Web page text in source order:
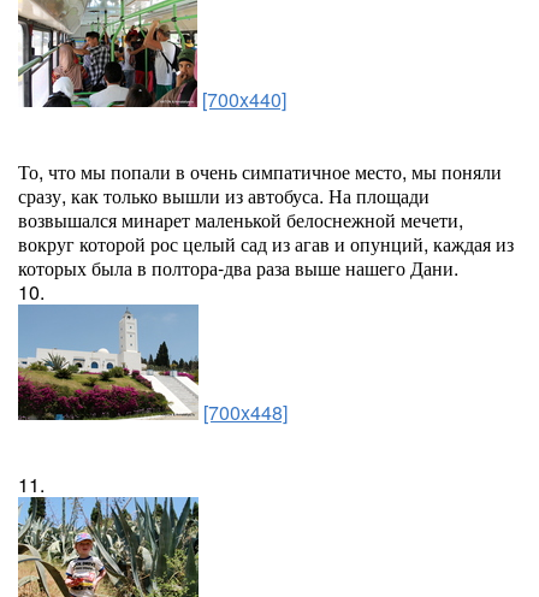
[700x440]
То, что мы попали в очень симпатичное место, мы поняли
сразу, как только вышли из автобуса. На площади
возвышался минарет маленькой белоснежной мечети,
вокруг которой рос целый сад из агав и опунций, каждая из
которых была в полтора-два раза выше нашего Дани.
10.
[700x448]
11.